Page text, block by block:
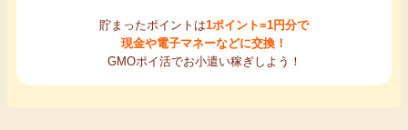
貯まったポイントは1ポイント=1円分で
現金や電子マネーなどに交換！
GMOポイ活でお小遣い稼ぎしよう！